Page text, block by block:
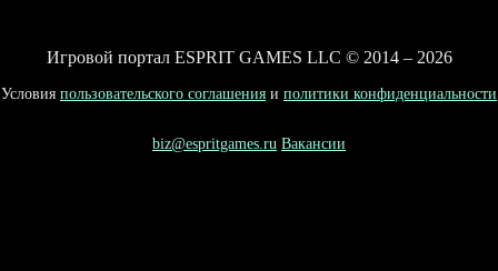
Игровой портал ESPRIT GAMES LLC © 2014 – 2026
Условия пользовательского соглашения и политики конфиденциальности
biz@espritgames.ru Вакансии